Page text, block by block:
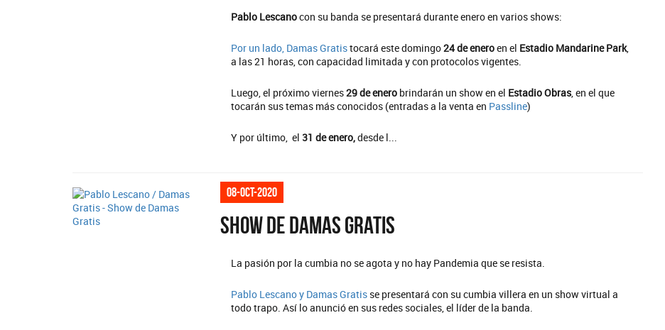
Pablo Lescanocon su banda se presentará durante enero en varios shows:
Por un lado, Damas Gratistocará este domingo24 de eneroen el Estadio Mandarine Park,
a las 21 horas, con capacidad limitada y con protocolos vigentes.
Luego, el próximo viernes29 de enero brindarán un show en el Estadio Obras, en el que
tocarán sus temas más conocidos (entradas a la venta en Passline)
Y por último, el 31 de enero,desde l...
08-oct-2020
Show de Damas Gratis
La pasión por la cumbia no se agota y no hay Pandemia que se resista.
Pablo Lescano y Damas Gratis se presentará con su cumbia villera en un show virtual a
todo trapo. Así lo anunció en sus redes sociales, el líder de la banda.